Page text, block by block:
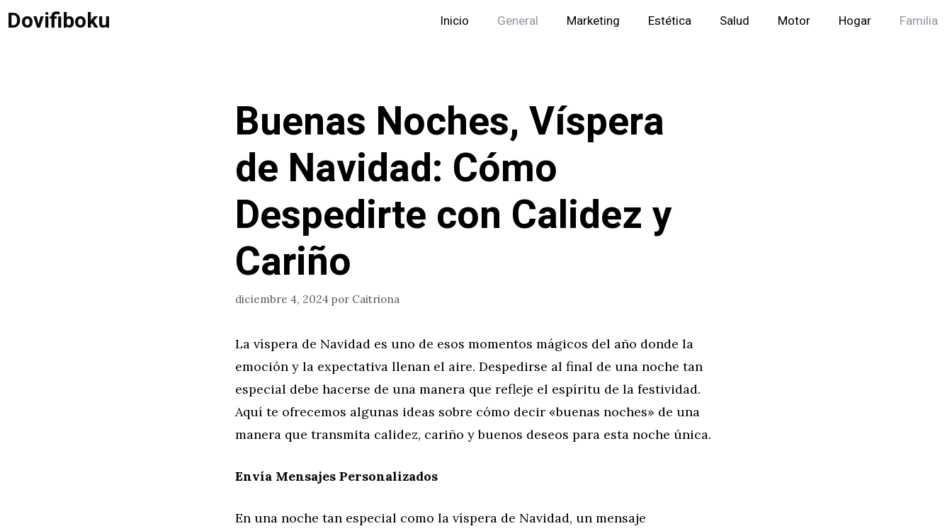
Saltar
alDovifiboku Inicio General Marketing Estética Salud Motor Hogar Familia
Buenas Noches, Víspera
de Navidad: Cómo
Despedirte con Calidez y
Cariño
diciembre 4, 2024 por Caitriona
La víspera de Navidad es uno de esos momentos mágicos del año donde la
emoción y la expectativa llenan el aire. Despedirse al final de una noche tan
especial debe hacerse de una manera que refleje el espíritu de la festividad.
Aquí te ofrecemos algunas ideas sobre cómo decir «buenas noches» de una
manera que transmita calidez, cariño y buenos deseos para esta noche única.
Envía Mensajes Personalizados
En una noche tan especial como la víspera de Navidad, un mensaje